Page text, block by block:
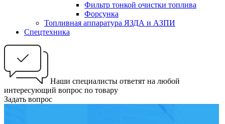
Фильтр тонкой очистки топлива
Форсунка
Топливная аппаратура ЯЗДА и АЗПИ
Спецтехника
Наши специалисты ответят на любой
интересующий вопрос по товару
Задать вопрос